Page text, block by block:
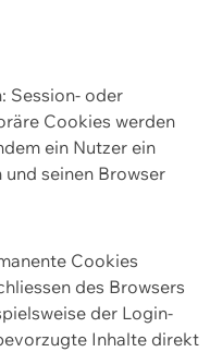
Session- oder
Cookies werden
ein Nutzer ein
seinen Browser
Cookies
des Browsers
der Login-
Inhalte direkt